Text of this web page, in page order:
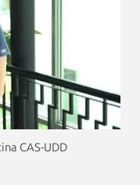
CAS-UDD